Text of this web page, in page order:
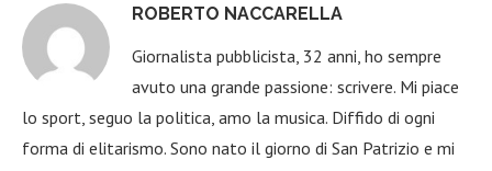
ROBERTO NACCARELLA
Giornalista pubblicista, 32 anni, ho sempre
avuto una grande passione: scrivere. Mi piace
lo sport, seguo la politica, amo la musica. Diffido di ogni
forma di elitarismo. Sono nato il giorno di San Patrizio e mi